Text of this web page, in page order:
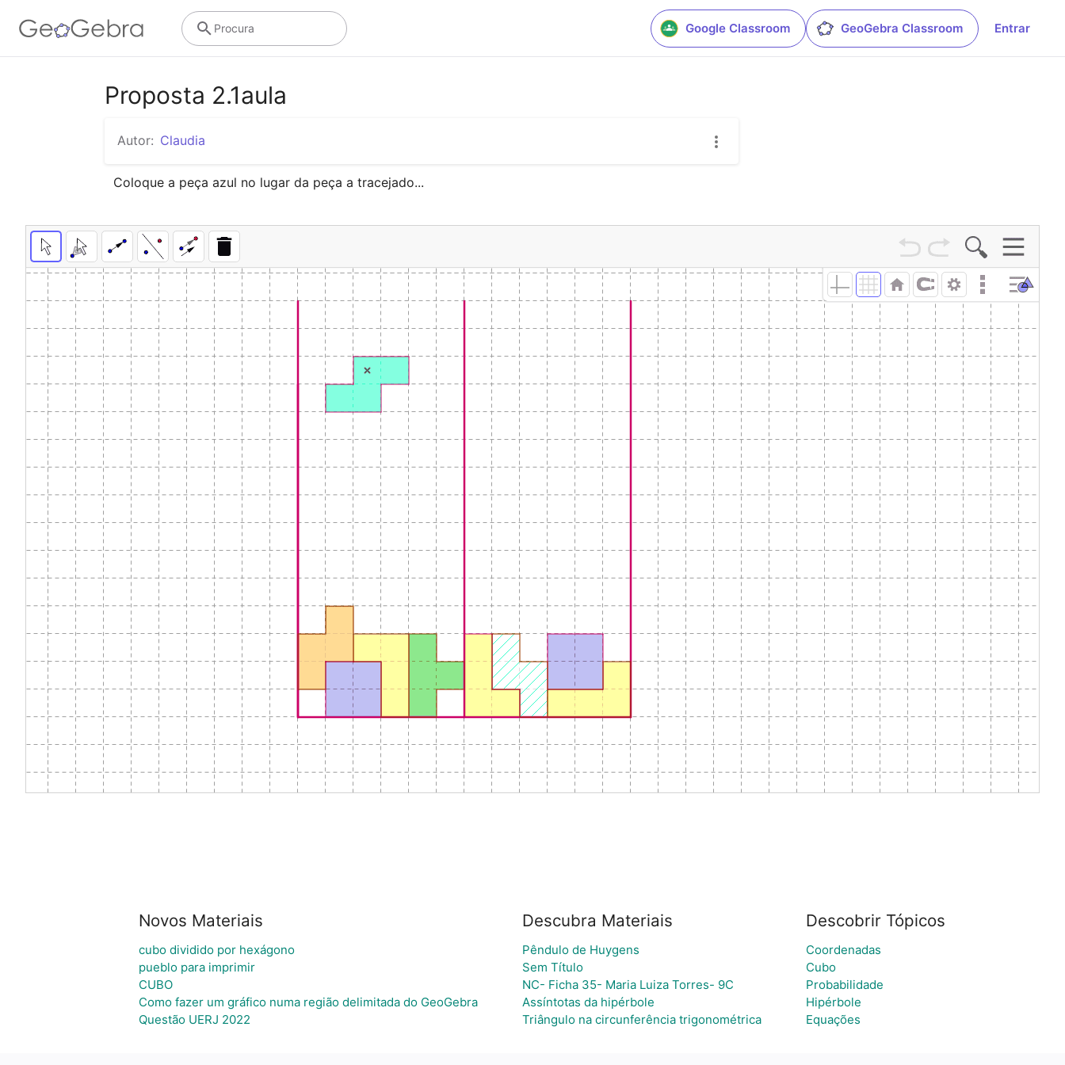
Google Classroom GeoGebra Classroom Entrar
Procura
Proposta 2.1aula
Autor: Claudia
Coloque a peça azul no lugar da peça a tracejado...
Novos Materiais
cubo dividido por hexágono
pueblo para imprimir
CUBO
Como fazer um gráfico numa região delimitada do GeoGebra
Questão UERJ 2022
Descubra Materiais
Pêndulo de Huygens
Sem Título
NC- Ficha 35- Maria Luiza Torres- 9C
Assíntotas da hipérbole
Triângulo na circunferência trigonométrica
Descobrir Tópicos
Coordenadas
Cubo
Probabilidade
Hipérbole
Equações